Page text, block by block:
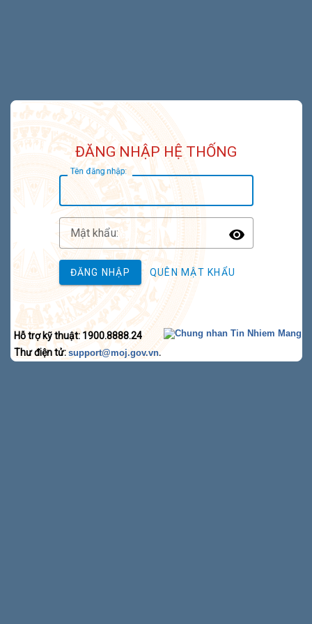
ĐĂNG NHẬP HỆ THỐNG
Tên đăng nhập:
Mật khẩu:
Toggle
ĐĂNG NHẬP QUÊN MẬT KHẨU
Hỗ trợ kỹ thuật: 1900.8888.24
Thư điện tử: support@moj.gov.vn.